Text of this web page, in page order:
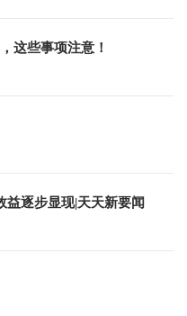
这些事项注意！
益逐步显现|天天新要闻